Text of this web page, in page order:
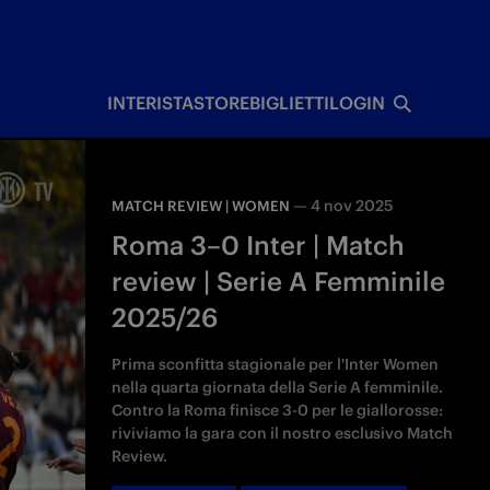
INTERISTASTOREBIGLIETTILOGIN
MATCH REVIEW | WOMEN —4 nov 2025
Roma 3–0 Inter | Match
review | Serie A Femminile
2025/26
Prima sconfitta stagionale per l'Inter Women
nella quarta giornata della Serie A femminile.
Contro la Roma finisce 3-0 per le giallorosse:
riviviamo la gara con il nostro esclusivo Match
Review.